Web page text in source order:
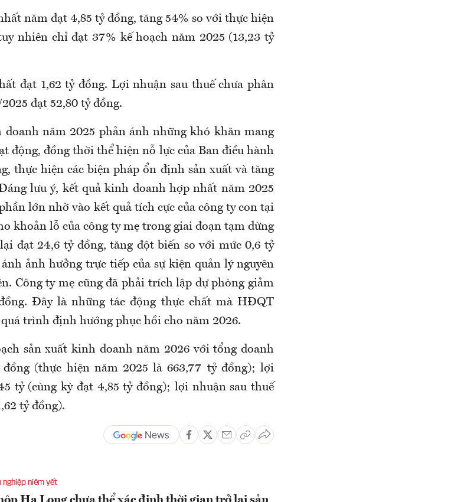
năm đạt 4,85 tỷ đồng, tăng 54% so với thực hiện
nhiên chỉ đạt 37% kế hoạch năm 2025 (13,23 tỷ
đạt 1,62 tỷ đồng. Lợi nhuận sau thuế chưa phân
đạt 52,80 tỷ đồng.
năm 2025 phản ánh những khó khăn mang
động, đồng thời thể hiện nỗ lực của Ban điều hành
thực hiện các biện pháp ổn định sản xuất và tăng
lưu ý, kết quả kinh doanh hợp nhất năm 2025
lớn nhờ vào kết quả tích cực của công ty con tại
khoản lỗ của công ty mẹ trong giai đoạn tạm dừng
đạt 24,6 tỷ đồng, tăng đột biến so với mức 0,6 tỷ
ảnh hưởng trực tiếp của sự kiện quản lý nguyên
Công ty mẹ cũng đã phải trích lập dự phòng giảm
Đây là những tác động thực chất mà HĐQT
trình định hướng phục hồi cho năm 2026.
sản xuất kinh doanh năm 2026 với tổng doanh
(thực hiện năm 2025 là 663,77 tỷ đồng); lợi
tỷ (cùng kỳ đạt 4,85 tỷ đồng); lợi nhuận sau thuế
tỷ đồng).
nghiệp niêm yết